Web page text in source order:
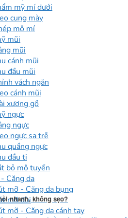
mỹ mí dưới
cung mày
mô mí
mũi
mũi
cánh mũi
đầu mũi
vách ngăn
cánh mũi
xương gồ
ngực
ngực
ngực sa trễ
quầng ngực
đầu ti
bỏ mô tuyến
Căng da
mỡ - Căng da bụng
mỡ đùi
mỡ - Căng da cánh tay
nhanh, không sẹo?